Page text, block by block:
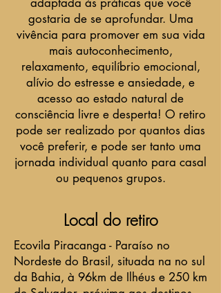
gostaria de se aprofundar. Uma
vivência para promover em sua vida
mais autoconhecimento,
relaxamento, equilíbrio emocional,
alívio do estresse e ansiedade, e
acesso ao estado natural de
consciência livre e desperta! O retiro
pode ser realizado por quantos dias
você preferir, e pode ser tanto uma
jornada individual quanto para casal
ou pequenos grupos.
Local do retiro
Ecovila Piracanga - Paraíso no
Nordeste do Brasil, situada na no sul
da Bahia, à 96km de Ilhéus e 250 km